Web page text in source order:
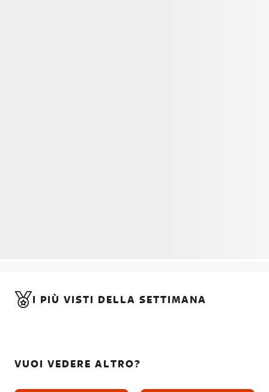
I PIÙ VISTI DELLA SETTIMANA
VUOI VEDERE ALTRO?